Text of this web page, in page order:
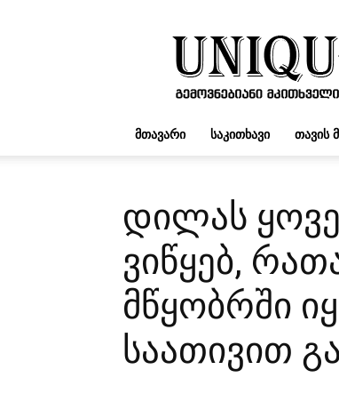
UNIQUE.GE
ᲛᲗᲐᲕᲐᲠᲘ ᲡᲐᲙᲘᲗᲮᲐᲕᲘ ᲗᲐᲕᲘᲡ
დილას
ვიწყებ,
მწყობრში
საათივით